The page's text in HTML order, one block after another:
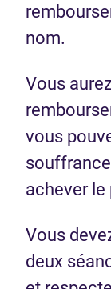
nom.
Vous
vous
achever
Vous
deux